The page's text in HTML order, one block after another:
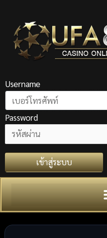
content
Username
Password
เข้าสู่ระบบ